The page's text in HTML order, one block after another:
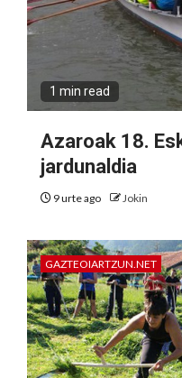
1 min read
Azaroak 18.
jardunaldia
9 urte ago Jokin
GAZTEOIARTZUN.NET